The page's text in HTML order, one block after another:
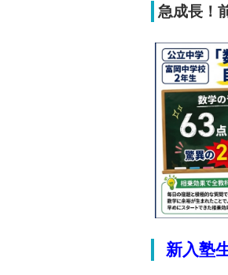
急成長！
新入塾